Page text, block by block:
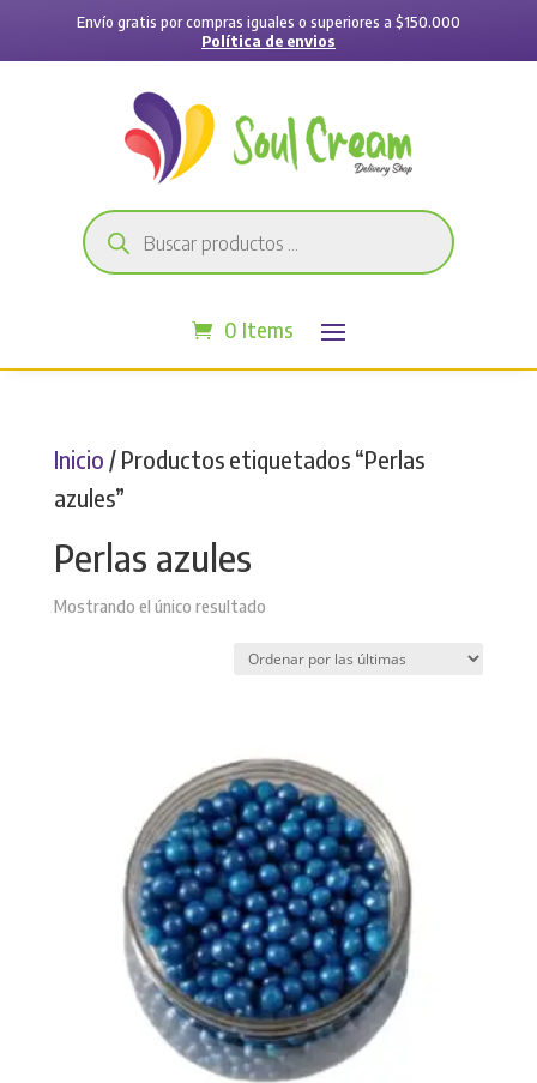
Envío gratis por compras iguales o superiores a $150.000
Política de envios
Búsqueda
de
productos
0 Items
Inicio / Productos etiquetados “Perlas
azules”
Perlas azules
Mostrando el único resultado